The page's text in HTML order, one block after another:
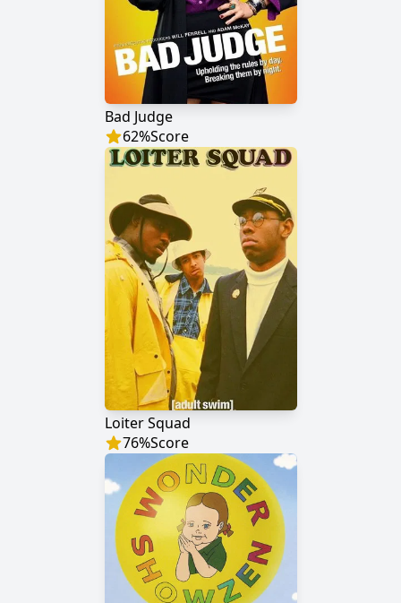
Bad Judge
62%Score
Loiter Squad
76%Score